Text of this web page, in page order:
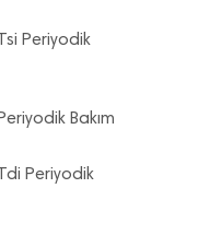
Periyodik
Bakım
Periyodik